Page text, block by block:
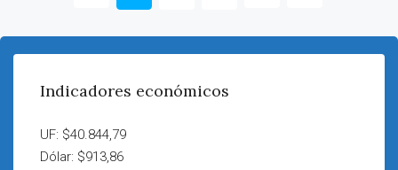
Indicadores económicos
UF: $40.844,79
Dólar: $913,86